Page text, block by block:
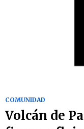
COMUNIDAD
Volcán de